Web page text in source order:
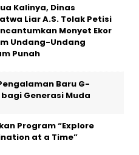
Punah
Baru G-
Generasi Muda
Program “Explore
at a Time”
“The Original Motor
di Asia